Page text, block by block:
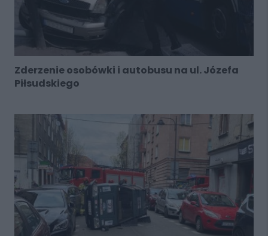
Zderzenie osobówki i autobusu na ul. Józefa
Piłsudskiego